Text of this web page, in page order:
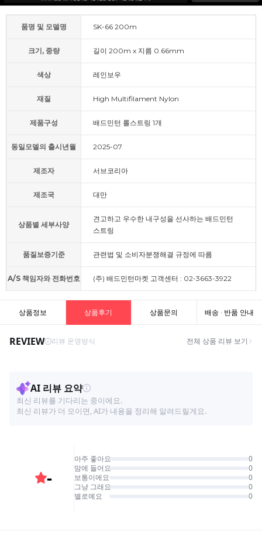
품명 및 모델명 SK-66 200m
크기, 중량 길이 200m x 지름 0.66mm
색상 레인보우
재질 High Multifilament Nylon
제품구성 배드민턴 롤스트링 1개
동일모델의 출시년월 2025-07
제조자 서브코리아
제조국 대만
상품별 세부사양
견고하고 우수한 내구성을 선사하는 배드민턴
스트링
품질보증기준 관련법 및 소비자분쟁해결 규정에 따름
A/S 책임자와 전화번호 (주) 배드민턴마켓 고객센터 : 02-3663-3922
상품정보 상품후기 상품문의 배송 · 반품 안내